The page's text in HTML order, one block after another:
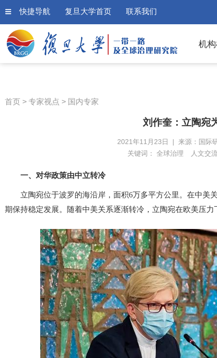
快捷导航 复旦大学首页 联系我们
机
首页 > 专家视点 > 国内专家
刘作奎：立陶宛
2021年11月23日 | 来源：国际
关键词： 全球治理 人文交
一、对华政策由中立转冷
立陶宛位于波罗的海沿岸，面积6万多平方公里。在中美
期保持稳定发展。随着中美关系逐渐转冷，立陶宛在欧美压力